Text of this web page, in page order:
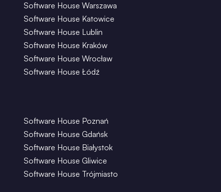
Software House Warszawa
Software House Katowice
Software House Lublin
Software House Kraków
Software House Wrocław
Software House Łódź
Software House Poznań
Software House Gdańsk
Software House Białystok
Software House Gliwice
Software House Trójmiasto